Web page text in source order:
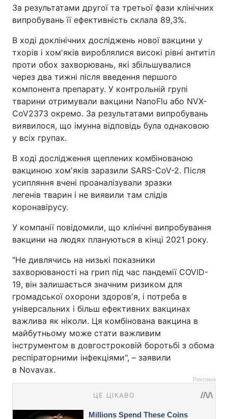
За результатами другої та третьої фази клінічних
випробувань її ефективність склала 89,3%.
В ході доклінічних досліджень нової вакцини у
тхорів і хом'яків вироблялися високі рівні антитіл
проти обох захворювань, які збільшувалися
через два тижні після введення першого
компонента препарату. У контрольній групі
тварини отримували вакцини NanoFlu або NVX-
CoV2373 окремо. За результатами випробувань
виявилося, що імунна відповідь була однаковою
у всіх групах.
В ході дослідження щеплених комбінованою
вакциною хом'яків заразили SARS-CoV-2. Після
усипляння вчені проаналізували зразки
легенів тварин і не виявили там слідів
коронавірусу.
У компанії повідомили, що клінічні випробування
вакцини на людях плануються в кінці 2021 року.
"Не дивлячись на низькі показники
захворюваності на грип під час пандемії COVID-
19, він залишається значним ризиком для
громадської охорони здоров'я, і ​​потреба в
універсальних і більш ефективних вакцинах
важлива як ніколи. Ця комбінована вакцина в
майбутньому може стати важливим
інструментом в довгостроковій боротьбі з обома
респіраторними інфекціями", – заявили
в Novavax.
Реклама